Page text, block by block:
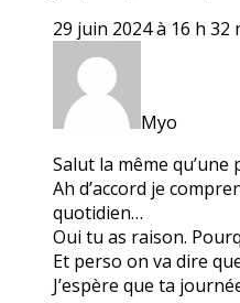
29 juin 2024 à 16 h 32
Myo
Salut la même qu’une
Ah d’accord je
quotidien…
Oui tu as raison.
Et perso on va dire
J’espère que ta